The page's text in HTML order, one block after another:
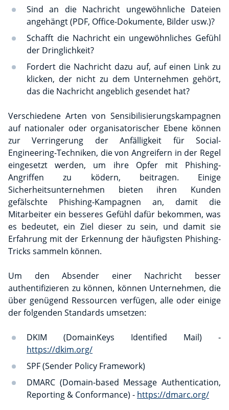
Sind an die Nachricht ungewöhnliche Dateien
angehängt (PDF, Office-Dokumente, Bilder usw.)?
Schafft die Nachricht ein ungewöhnliches Gefühl
der Dringlichkeit?
Fordert die Nachricht dazu auf, auf einen Link zu
klicken, der nicht zu dem Unternehmen gehört,
das die Nachricht angeblich gesendet hat?
Verschiedene Arten von Sensibilisierungskampagnen
auf nationaler oder organisatorischer Ebene können
zur Verringerung der Anfälligkeit für Social-
Engineering-Techniken, die von Angreifern in der Regel
eingesetzt werden, um ihre Opfer mit Phishing-
Angriffen zu ködern, beitragen. Einige
Sicherheitsunternehmen bieten ihren Kunden
gefälschte Phishing-Kampagnen an, damit die
Mitarbeiter ein besseres Gefühl dafür bekommen, was
es bedeutet, ein Ziel dieser zu sein, und damit sie
Erfahrung mit der Erkennung der häufigsten Phishing-
Tricks sammeln können.
Um den Absender einer Nachricht besser
authentifizieren zu können, können Unternehmen, die
über genügend Ressourcen verfügen, alle oder einige
der folgenden Standards umsetzen:
DKIM (DomainKeys Identified Mail) -
https://dkim.org/
SPF (Sender Policy Framework)
DMARC (Domain-based Message Authentication,
Reporting & Conformance) - https://dmarc.org/